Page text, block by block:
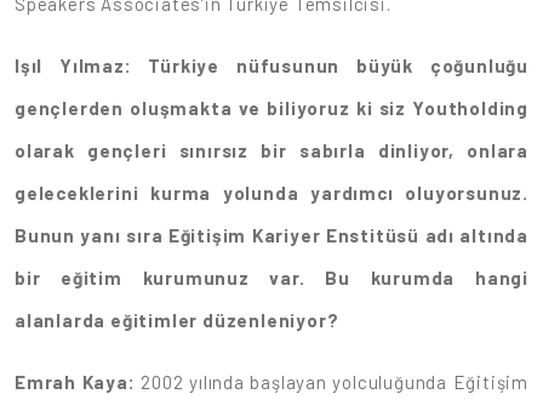
Işıl Yılmaz: Türkiye nüfusunun büyük çoğunluğu
gençlerden oluşmakta ve biliyoruz ki siz Youtholding
olarak gençleri sınırsız bir sabırla dinliyor, onlara
geleceklerini kurma yolunda yardımcı oluyorsunuz.
Bunun yanı sıra Eğitişim Kariyer Enstitüsü adı altında
bir eğitim kurumunuz var. Bu kurumda hangi
alanlarda eğitimler düzenleniyor?
Emrah Kaya: 2002 yılında başlayan yolculuğunda Eğitişim